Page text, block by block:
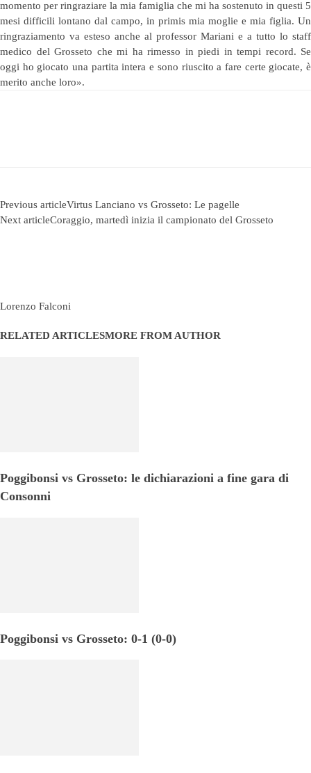
momento per ringraziare la mia famiglia che mi ha sostenuto in questi 5
mesi difficili lontano dal campo, in primis mia moglie e mia figlia. Un
ringraziamento va esteso anche al professor Mariani e a tutto lo staff
medico del Grosseto che mi ha rimesso in piedi in tempi record. Se
oggi ho giocato una partita intera e sono riuscito a fare certe giocate, è
merito anche loro».
Previous articleVirtus Lanciano vs Grosseto: Le pagelle
Next articleCoraggio, martedì inizia il campionato del Grosseto
Lorenzo Falconi
RELATED ARTICLESMORE FROM AUTHOR
Poggibonsi vs Grosseto: le dichiarazioni a fine gara di
Consonni
Poggibonsi vs Grosseto: 0-1 (0-0)